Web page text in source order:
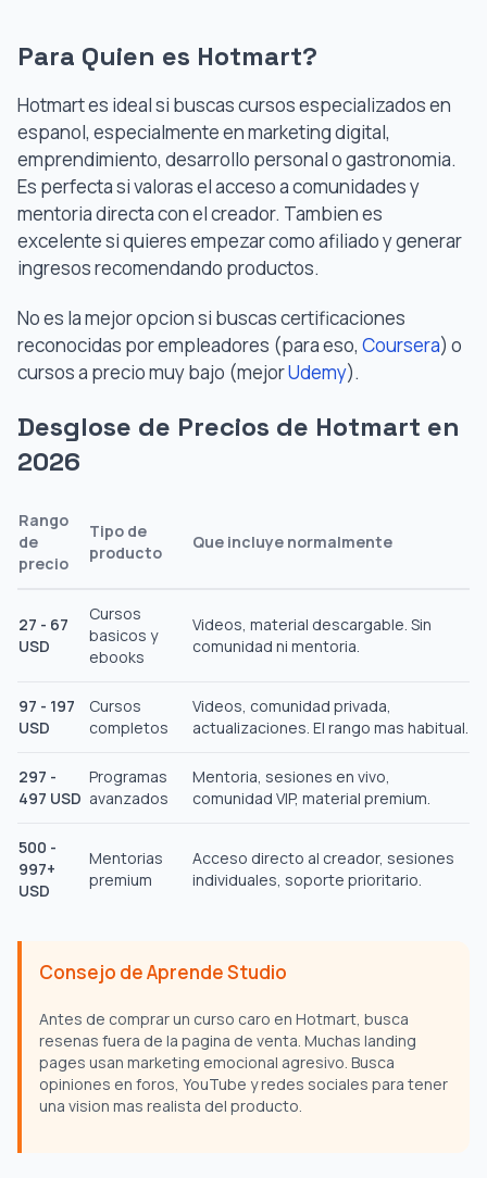
Para Quien es Hotmart?
Hotmart es ideal si buscas cursos especializados en
espanol, especialmente en marketing digital,
emprendimiento, desarrollo personal o gastronomia.
Es perfecta si valoras el acceso a comunidades y
mentoria directa con el creador. Tambien es
excelente si quieres empezar como afiliado y generar
ingresos recomendando productos.
No es la mejor opcion si buscas certificaciones
reconocidas por empleadores (para eso, Coursera) o
cursos a precio muy bajo (mejorUdemy).
Desglose de Precios de Hotmart en
2026
Rango
de
precio
Tipo de
producto
Que incluye normalmente
27 - 67
USD
Cursos
basicos y
ebooks
Videos, material descargable. Sin
comunidad ni mentoria.
97 - 197
USD
Cursos
completos
Videos, comunidad privada,
actualizaciones. El rango mas habitual.
297 -
497 USD
Programas
avanzados
Mentoria, sesiones en vivo,
comunidad VIP, material premium.
500 -
997+
USD
Mentorias
premium
Acceso directo al creador, sesiones
individuales, soporte prioritario.
Consejo de Aprende Studio
Antes de comprar un curso caro en Hotmart, busca
resenas fuera de la pagina de venta. Muchas landing
pages usan marketing emocional agresivo. Busca
opiniones en foros, YouTube y redes sociales para tener
una vision mas realista del producto.